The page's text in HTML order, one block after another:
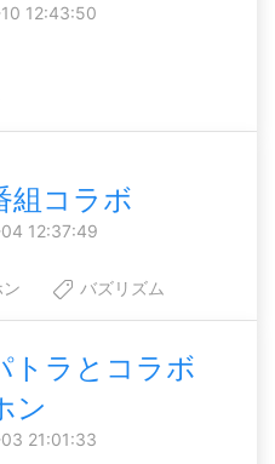
12:43:50
組コラボ
12:37:49
バズリズム
トラとコラボ
ン
21:01:33